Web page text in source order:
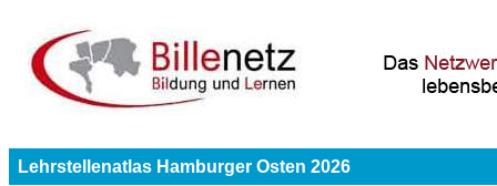
Lehrstellenatlas Hamburger Osten 2026